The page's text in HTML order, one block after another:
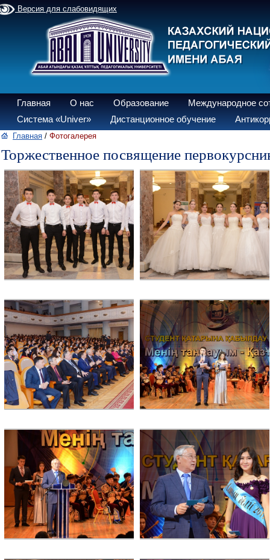
Версия для слабовидящих
Главная О нас Образование
Международное
Система «Univer»
Дистанционное обучение
Главная / Фотогалерея
Торжественное посвящение